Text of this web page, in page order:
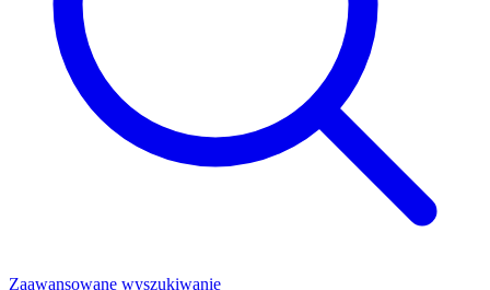
Zaawansowane wyszukiwanie